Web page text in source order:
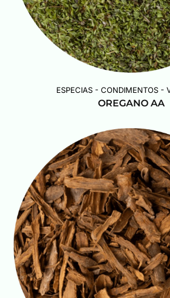
ESPECIAS - CONDIMENTOS -
OREGANO AA